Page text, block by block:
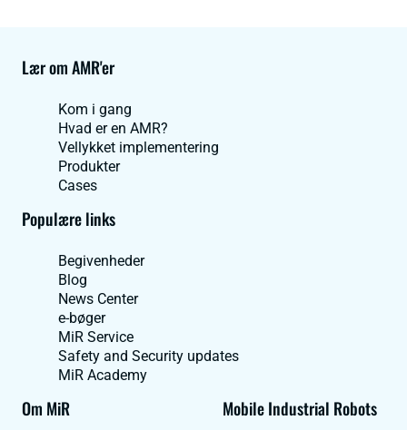
Lær om AMR'er
Kom i gang
Hvad er en AMR?
Vellykket implementering
Produkter
Cases
Populære links
Begivenheder
Blog
News Center
e-bøger
MiR Service
Safety and Security updates
MiR Academy
Om MiR Mobile Industrial Robots